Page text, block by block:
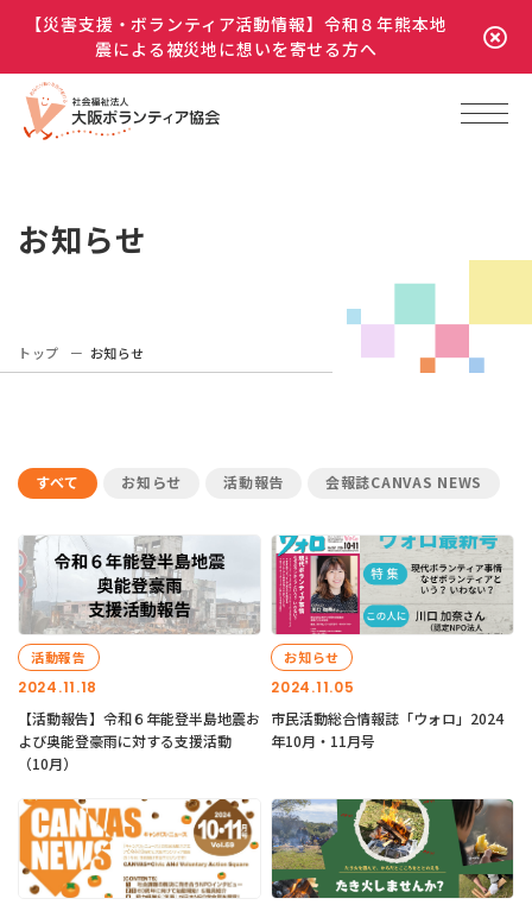
【災害支援・ボランティア活動情報】令和８年熊本地
震による被災地に想いを寄せる方へ
お知らせ
トップ お知らせ
すべて お知らせ 活動報告 会報誌CANVAS NEWS
2024.11.18
活動報告
【活動報告】令和６年能登半島地震お
よび奥能登豪雨に対する支援活動
（10月）
2024.11.05
お知らせ
市民活動総合情報誌「ウォロ」2024
年10月・11月号